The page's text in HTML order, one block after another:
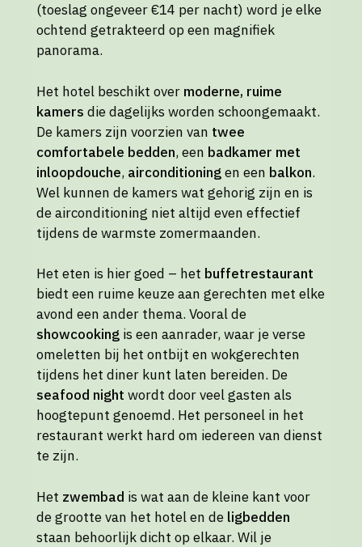
(toeslag ongeveer €14 per nacht) word je elke
ochtend getrakteerd op een magnifiek
panorama.
Het hotel beschikt over moderne, ruime
kamers die dagelijks worden schoongemaakt.
De kamers zijn voorzien van twee
comfortabele bedden, een badkamer met
inloopdouche, airconditioningen een balkon.
Wel kunnen de kamers wat gehorig zijn en is
de airconditioning niet altijd even effectief
tijdens de warmste zomermaanden.
Het eten is hier goed – het buffetrestaurant
biedt een ruime keuze aan gerechten met elke
avond een ander thema. Vooral de
showcooking is een aanrader, waar je verse
omeletten bij het ontbijt en wokgerechten
tijdens het diner kunt laten bereiden. De
seafood night wordt door veel gasten als
hoogtepunt genoemd. Het personeel in het
restaurant werkt hard om iedereen van dienst
te zijn.
Het zwembad is wat aan de kleine kant voor
de grootte van het hotel en de ligbedden
staan behoorlijk dicht op elkaar. Wil je